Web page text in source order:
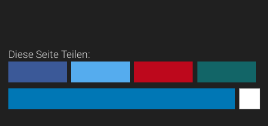
Diese Seite Teilen: